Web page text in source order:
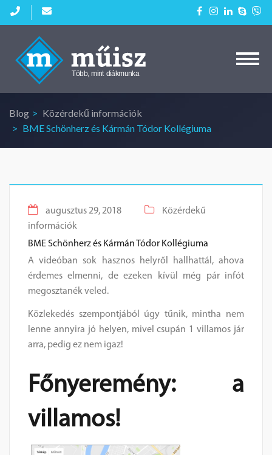
Kezdőlap
Aktuális diákmunkáink
Cégeknek
Blog
Blog
Közérdekű információk
BME Schönherz és Kármán Tódor Kollégiuma
augusztus 29, 2018
Közérdekű
információk
BME Schönherz és Kármán Tódor Kollégiuma
A videóban sok hasznos helyről hallhattál, ahova
érdemes elmenni, de ezeken kívül még pár infót
megosztanék veled.
Közlekedés szempontjából úgy tűnik, mintha nem
lenne annyira jó helyen, mivel csupán 1 villamos jár
arra, pedig ez nem igaz!
Főnyeremény: a
villamos!